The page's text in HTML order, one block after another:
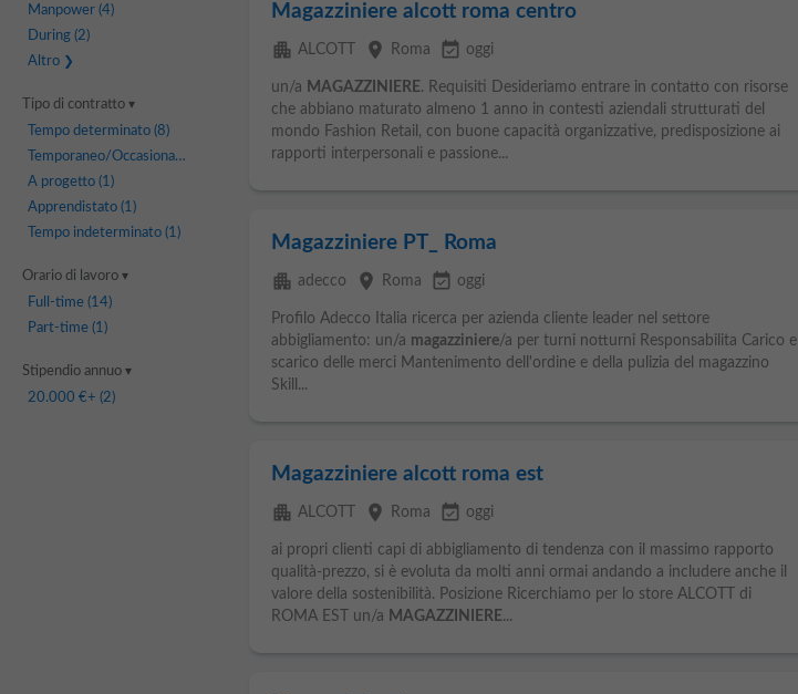
Manpower(4)
During(2)
Altro
Tipo di contratto
Tempo determinato(8)
Temporaneo/Occasionale
A progetto(1)
Apprendistato(1)
Tempo indeterminato(1)
Orario di lavoro
Full-time(14)
Part-time(1)
Stipendio annuo
20.000 €+ (2)
Magazziniere alcott roma centro
apartment ALCOTT place Roma event_available oggi
un/a MAGAZZINIERE. Requisiti Desideriamo entrare in contatto con risorse
che abbiano maturato almeno 1 anno in contesti aziendali strutturati del
mondo Fashion Retail, con buone capacità organizzative, predisposizione ai
rapporti interpersonali e passione...
Magazziniere PT_ Roma
apartment adecco place Roma event_available oggi
Profilo Adecco Italia ricerca per azienda cliente leader nel settore
abbigliamento: un/a magazziniere/a per turni notturni Responsabilita Carico e
scarico delle merci Mantenimento dell'ordine e della pulizia del magazzino
Skill...
Magazziniere alcott roma est
apartment ALCOTT place Roma event_available oggi
ai propri clienti capi di abbigliamento di tendenza con il massimo rapporto
qualità-prezzo, si è evoluta da molti anni ormai andando a includere anche il
valore della sostenibilità. Posizione Ricerchiamo per lo store ALCOTT di
ROMA EST un/a MAGAZZINIERE...